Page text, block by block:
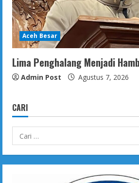
Aceh Besar
Lima Penghalang Menjadi
Admin Post Agustus 7, 2026
CARI
Cari
untuk: